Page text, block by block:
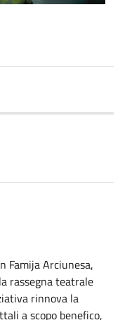
Famija Arciunesa,
rassegna teatrale
rinnova la
a scopo benefico,